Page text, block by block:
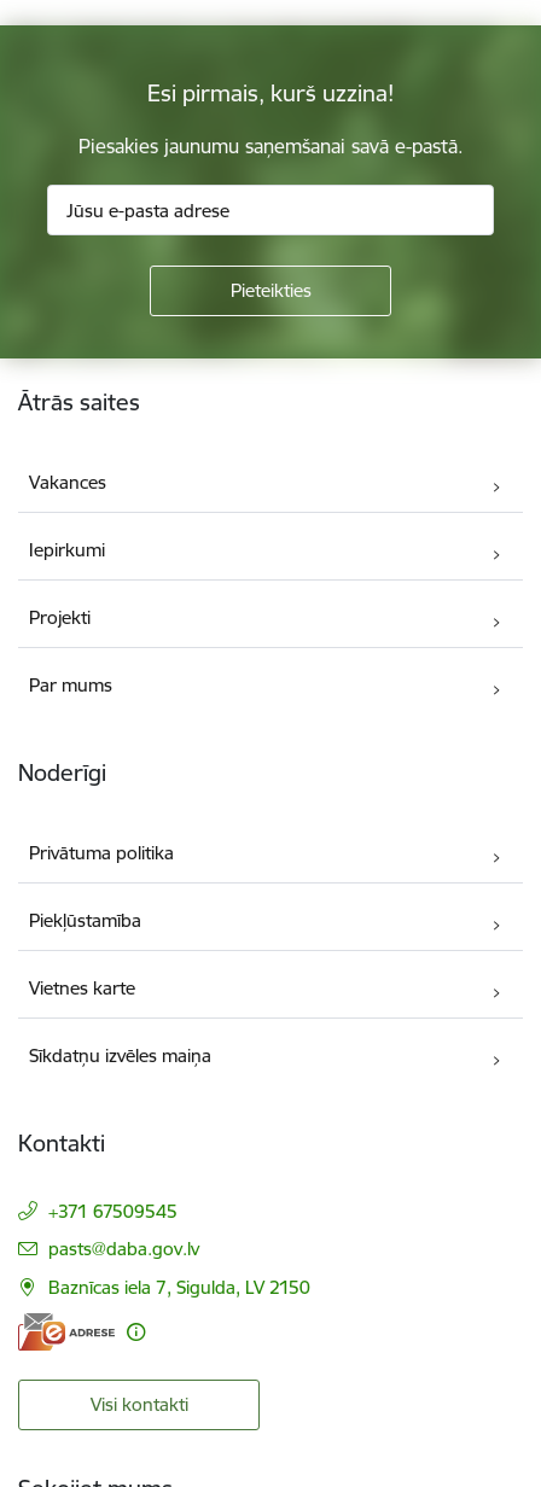
Esi pirmais, kurš uzzina!
Piesakies jaunumu saņemšanai savā e-pastā.
Kājene
Ātrās saites
Vakances
Iepirkumi
Projekti
Par mums
Noderīgi
Privātuma politika
Piekļūstamība
Vietnes karte
Sīkdatņu izvēles maiņa
Kontakti
+371 67509545
E-pasts:
pasts@daba.gov.lv
Baznīcas iela 7, Sigulda, LV 2150
Visi kontakti